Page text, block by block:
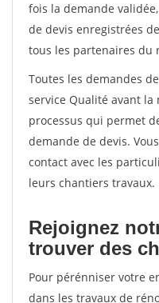
fois la demande
de devis enregistrées
tous les partenaires du
Toutes les demandes
service Qualité avant la
processus qui permet
demande de devis.
contact avec les
leurs chantiers travaux.
Rejoignez
trouver des
Pour pérénniser votre
dans les travaux de